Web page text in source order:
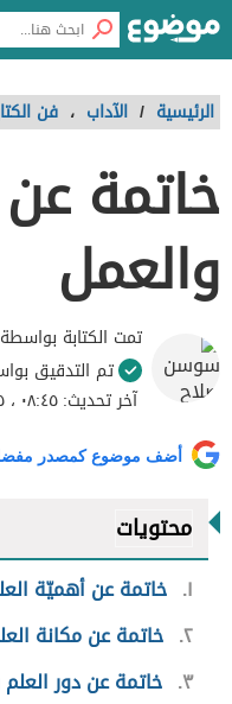
الرئيسية / الآداب ، فن
خاتمة
والعمل
تمت الكتابة
تم التدقيق
آخر تحديث:٠٨:٤٥ ، ١٥ سبتمبر ٢٠٢١
أضف موضوع كمصدر
محتويات
١ خاتمة عن أهميّة
٢ خاتمة عن مكانة
٣ خاتمة عن دور